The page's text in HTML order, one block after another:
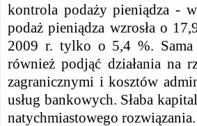
kontrola podaży pieniądza -
podaż pieniądza wzrosła o
2009 r. tylko o 5,4 %.
również podjąć działania na
zagranicznymi i kosztów
usług bankowych. Słaba
natychmiastowego rozwiązania.